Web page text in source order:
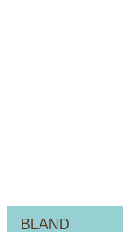
BLAND